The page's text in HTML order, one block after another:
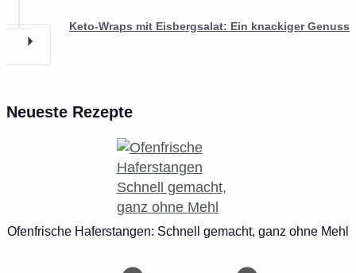
Keto-Wraps mit Eisbergsalat: Ein knackiger Genuss
Neueste Rezepte
Ofenfrische Haferstangen: Schnell gemacht, ganz ohne Mehl